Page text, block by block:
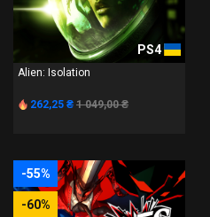
PS4
Alien: Isolation
262,25 ₴ 1 049,00 ₴
-55%
-60%